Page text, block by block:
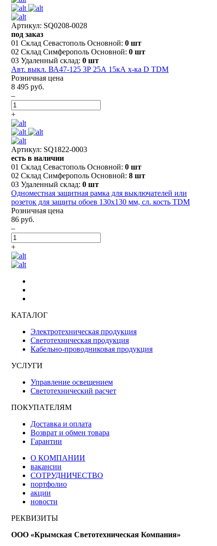
Артикул: SQ0208-0028
под заказ
01 Склад Севастополь Основной: 0 шт
02 Склад Симферополь Основной: 0 шт
03 Удаленный склад: 0 шт
Авт. выкл. ВА47-125 3Р 25А 15кА х-ка D TDM
Розничная цена
8 495 руб.
–
+
Артикул: SQ1822-0003
есть в наличии
01 Склад Севастополь Основной: 0 шт
02 Склад Симферополь Основной: 8 шт
03 Удаленный склад: 0 шт
Одноместная защитная рамка для выключателей или
розеток для защиты обоев 130х130 мм, сл. кость TDM
Розничная цена
86 руб.
–
+
КАТАЛОГ
Электротехническая продукция
Светотехническая продукция
Кабельно-проводниковая продукция
УСЛУГИ
Управление освещением
Светотехнический расчет
ПОКУПАТЕЛЯМ
Доставка и оплата
Возврат и обмен товара
Гарантии
О КОМПАНИИ
вакансии
СОТРУДНИЧЕСТВО
портфолио
акции
новости
РЕКВИЗИТЫ
ООО «Крымская Светотехническая Компания»